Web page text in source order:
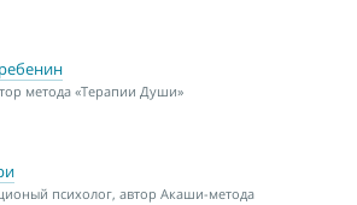
метода «Терапии Души»
психолог, автор Акаши-метода